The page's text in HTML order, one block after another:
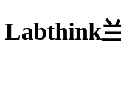
Labthink